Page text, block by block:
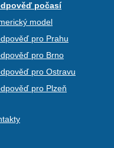
počasí
model
pro Prahu
pro Brno
pro Ostravu
pro Plzeň